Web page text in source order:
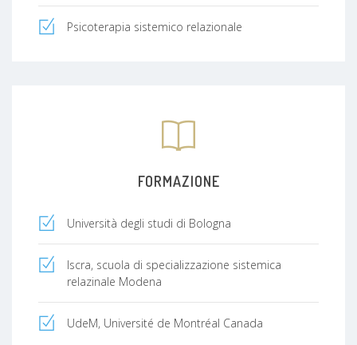
Psicoterapia sistemico relazionale
FORMAZIONE
Università degli studi di Bologna
Iscra, scuola di specializzazione sistemica
relazinale Modena
UdeM, Université de Montréal Canada